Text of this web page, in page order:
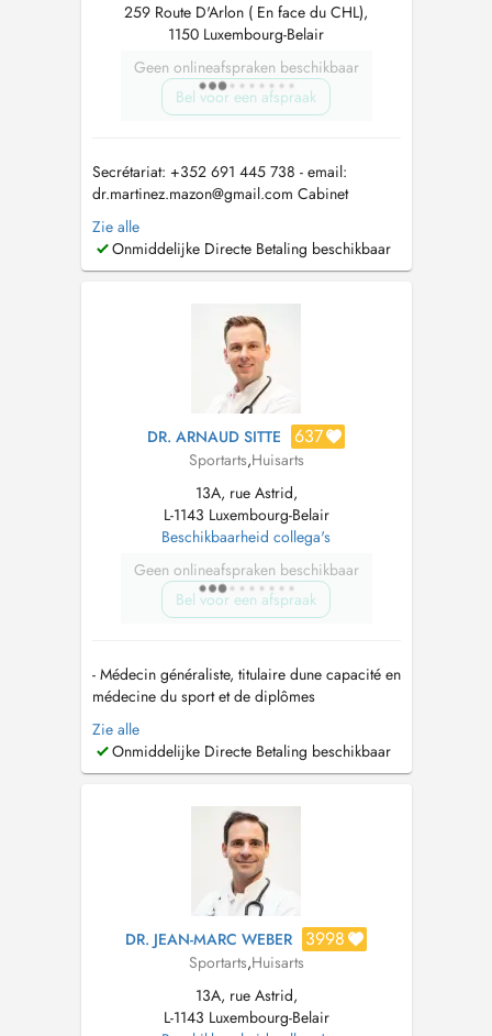
259 Route D'Arlon ( En face du CHL),
1150 Luxembourg-Belair
Geen onlineafspraken beschikbaar
Bel voor een afspraak
Secrétariat: +352 691 445 738 - email:
dr.martinez.mazon@gmail.com Cabinet
médical VisiSanté: +352 20601860 - email:
cabinetmedical.visisante@gmail.com
FR: Le
cabinet est accessible via les arrêts de bus
801, 802, 811, 812, 821, 822, 823, 824, ...
Zie alle
Onmiddelijke Directe Betaling beschikbaar
DR. ARNAUD SITTE 637
Sportarts,Huisarts
13A, rue Astrid,
L-1143 Luxembourg-Belair
Beschikbaarheid collega's
Geen onlineafspraken beschikbaar
Bel voor een afspraak
- Médecin généraliste, titulaire dune capacité en
médecine du sport et de diplômes
universitaires en traumatologie du sport, en
médecine manuelle et en ostéopathie. Pour
contacter le secrétariat médical merci de
l'adresse suivante :
info@medicalcenter.lu
Zie alle
Onmiddelijke Directe Betaling beschikbaar
DR. JEAN-MARC WEBER 3998
Sportarts,Huisarts
13A, rue Astrid,
L-1143 Luxembourg-Belair